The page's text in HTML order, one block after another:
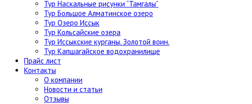
Тур Наскальные рисунки “Тамгалы”
Тур Большое Алматинское озеро
Тур Озеро Иссык
Тур Кольсайские озера
Тур Иссыкские курганы. Золотой воин.
Тур Капшагайское водохранилище
Прайс лист
Контакты
О компании
Новости и статьи
Отзывы